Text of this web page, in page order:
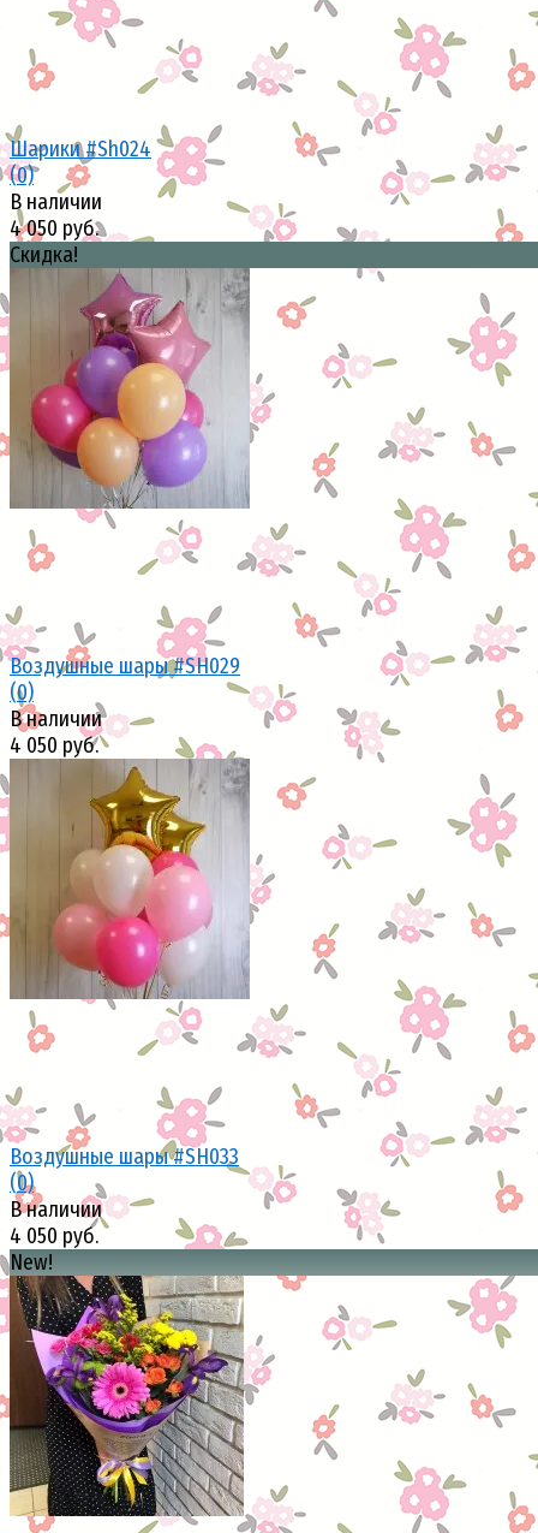
избранное сравнить
Шарики #Sh024
(0)
В наличии
4 050 руб.
Скидка!
избранное сравнить
Воздушные шары #SH029
(0)
В наличии
4 050 руб.
избранное сравнить
Воздушные шары #SH033
(0)
В наличии
4 050 руб.
New!